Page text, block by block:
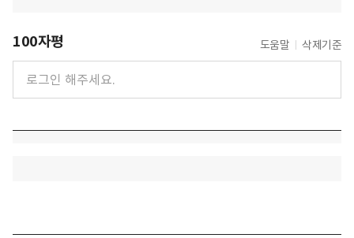
100자평 도움말 삭제기준